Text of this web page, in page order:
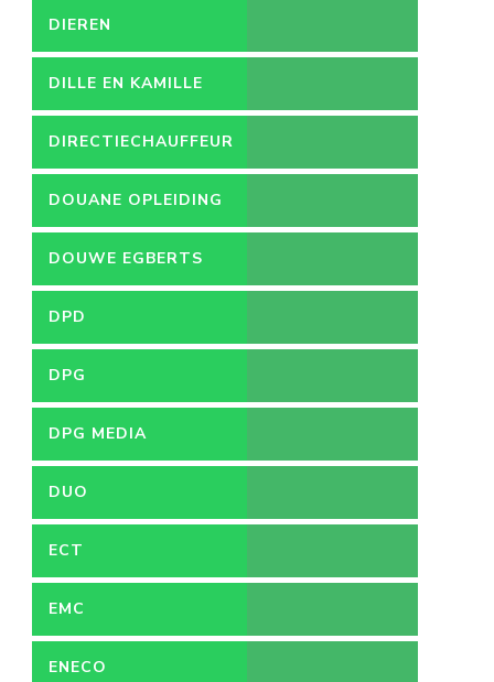
DIEREN
DILLE EN KAMILLE
DIRECTIECHAUFFEUR
DOUANE OPLEIDING
DOUWE EGBERTS
DPD
DPG
DPG MEDIA
DUO
ECT
EMC
ENECO